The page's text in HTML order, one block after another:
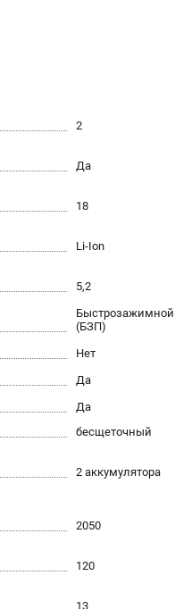
2
Да
18
Li-Ion
5,2
Быстрозажимной
(БЗП)
Нет
Да
Да
бесщеточный
2 аккумулятора
2050
120
13